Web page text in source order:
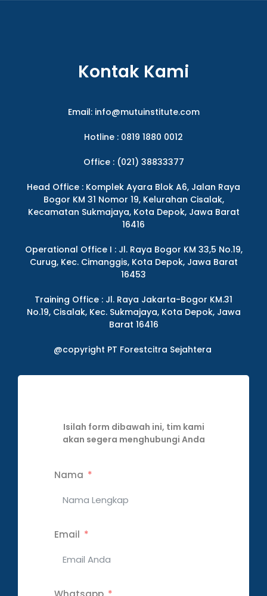
Kontak Kami
Email: info@mutuinstitute.com
Hotline : 0819 1880 0012
Office : (021) 38833377
Head Office : Komplek Ayara Blok A6, Jalan Raya
Bogor KM 31 Nomor 19, Kelurahan Cisalak,
Kecamatan Sukmajaya, Kota Depok, Jawa Barat
16416
Operational Office I : Jl. Raya Bogor KM 33,5 No.19,
Curug, Kec. Cimanggis, Kota Depok, Jawa Barat
16453
Training Office : Jl. Raya Jakarta-Bogor KM.31
No.19, Cisalak, Kec. Sukmajaya, Kota Depok, Jawa
Barat 16416
@copyright PT Forestcitra Sejahtera
Isilah form dibawah ini, tim kami
akan segera menghubungi Anda
Nama
Email